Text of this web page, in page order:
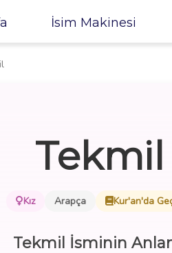
İsim Makinesi
Tekmil
Kız Arapça Kur'an'da
Tekmil İsminin